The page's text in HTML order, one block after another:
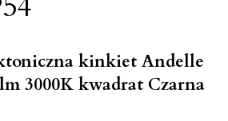
kinkiet Andelle
3000K kwadrat Czarna